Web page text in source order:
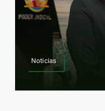
Noticias